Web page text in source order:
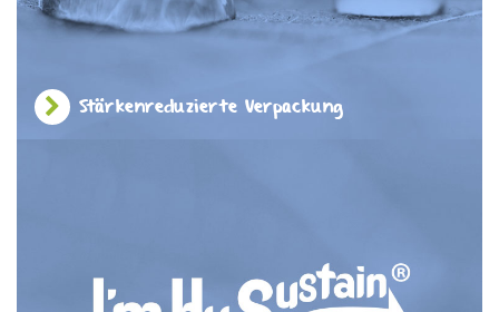
Stärkenreduzierte Verpackung